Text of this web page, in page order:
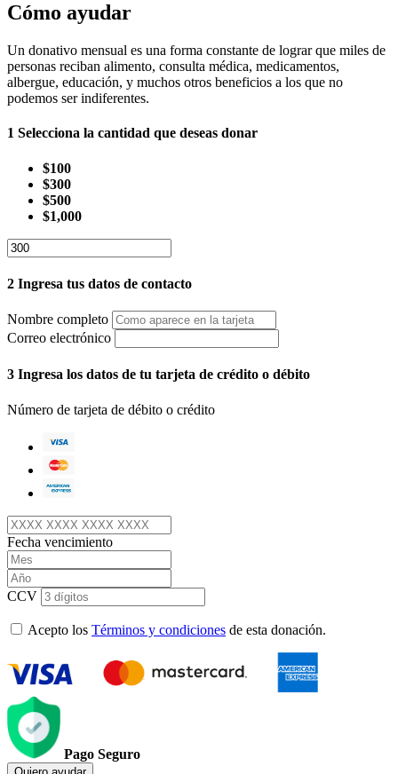
Cómo ayudar
Un donativo mensual es una forma constante de lograr que miles de
personas reciban alimento, consulta médica, medicamentos,
albergue, educación, y muchos otros beneficios a los que no
podemos ser indiferentes.
1 Selecciona la cantidad que deseas donar
$100
$300
$500
$1,000
2 Ingresa tus datos de contacto
Nombre completo
Correo electrónico
3 Ingresa los datos de tu tarjeta de crédito o débito
Número de tarjeta de débito o crédito
Fecha vencimiento
CCV
Acepto los Términos y condiciones de esta donación.
Pago Seguro